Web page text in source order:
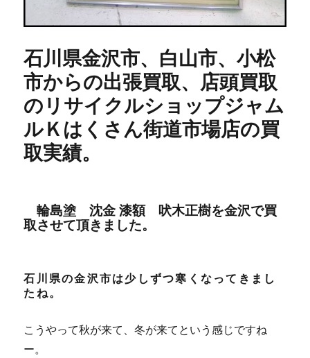
石川県金沢市、白山市、小松
市からの出張買取、店頭買取
のリサイクルショップジャム
ルＫはくさん街道市場店の買
取実績。
輪島塗 沈金 漆額 吠木正樹を金沢で買
取させて頂きました。
石川県の金沢市は少しずつ寒くなってきまし
たね。
こうやって秋が来て、冬が来てという感じですね
ー。